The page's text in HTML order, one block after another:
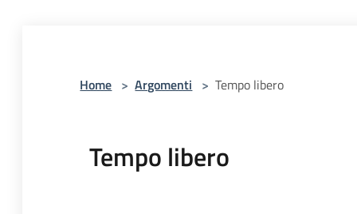
Home > Argomenti > Tempo libero
Tempo libero